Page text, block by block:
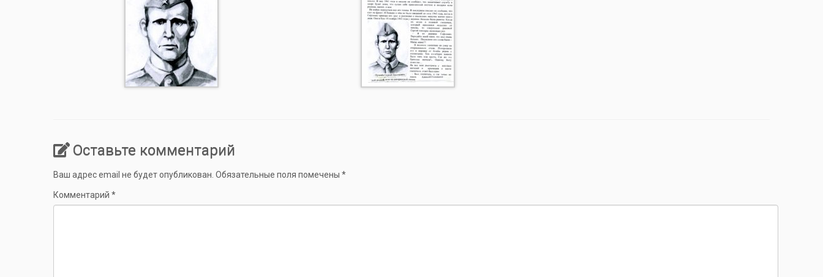
Оставьте комментарий
Ваш адрес email не будет опубликован. Обязательные поля помечены *
Комментарий *